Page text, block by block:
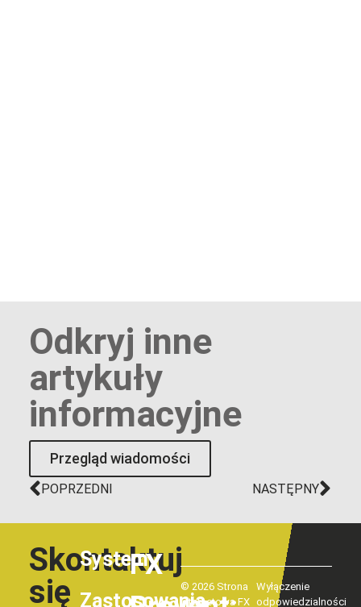
Odkryj inne
artykuły
informacyjne
Przegląd wiadomości
POPRZEDNI NASTĘPNY
Skontaktuj
się
System
Zastosowania
FX
© 2026 Strona
internetowa FX
Wyłączenie
odpowiedzialności